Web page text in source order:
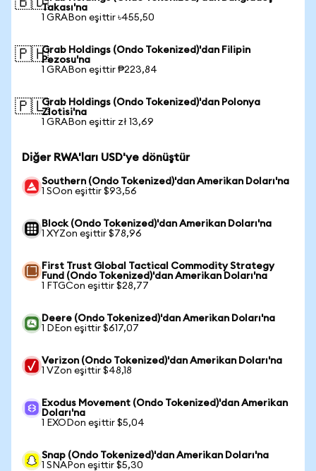
Takası'na
1 GRABon eşittir ৳455,50
🇵🇭Grab Holdings (Ondo Tokenized)'dan Filipin
Pezosu'na
1 GRABon eşittir ₱223,84
🇵🇱Grab Holdings (Ondo Tokenized)'dan Polonya
Zlotisi'na
1 GRABon eşittir zł 13,69
Diğer RWA'ları USD'ye dönüştür
Southern (Ondo Tokenized)'dan Amerikan Doları'na
1 SOon eşittir $93,56
Block (Ondo Tokenized)'dan Amerikan Doları'na
1 XYZon eşittir $78,96
First Trust Global Tactical Commodity Strategy
Fund (Ondo Tokenized)'dan Amerikan Doları'na
1 FTGCon eşittir $28,77
Deere (Ondo Tokenized)'dan Amerikan Doları'na
1 DEon eşittir $617,07
Verizon (Ondo Tokenized)'dan Amerikan Doları'na
1 VZon eşittir $48,18
Exodus Movement (Ondo Tokenized)'dan Amerikan
Doları'na
1 EXODon eşittir $5,04
Snap (Ondo Tokenized)'dan Amerikan Doları'na
1 SNAPon eşittir $5,30